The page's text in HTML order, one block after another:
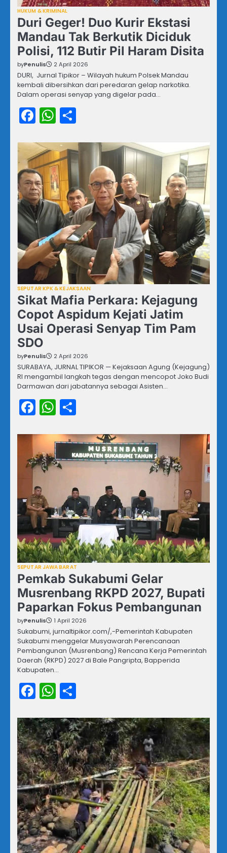
HUKUM & KRIMINAL
Duri Geger! Duo Kurir Ekstasi
Mandau Tak Berkutik Diciduk
Polisi, 112 Butir Pil Haram Disita
byPenulis 2 April 2026
DURI, Jurnal Tipikor – Wilayah hukum Polsek Mandau
kembali dibersihkan dari peredaran gelap narkotika.
Dalam operasi senyap yang digelar pada…
Facebook
WhatsApp
SEPUTAR KPK & KEJAKSAAN
Sikat Mafia Perkara: Kejagung
Copot Aspidum Kejati Jatim
Usai Operasi Senyap Tim Pam
SDO
byPenulis 2 April 2026
SURABAYA, JURNAL TIPIKOR — Kejaksaan Agung (Kejagung)
RI mengambil langkah tegas dengan mencopot Joko Budi
Darmawan dari jabatannya sebagai Asisten…
Facebook
WhatsApp
SEPUTAR JAWA BARAT
Pemkab Sukabumi Gelar
Musrenbang RKPD 2027, Bupati
Paparkan Fokus Pembangunan
byPenulis 1 April 2026
Sukabumi, jurnaltipikor.com/,-Pemerintah Kabupaten
Sukabumi menggelar Musyawarah Perencanaan
Pembangunan (Musrenbang) Rencana Kerja Pemerintah
Daerah (RKPD) 2027 di Bale Pangripta, Bapperida
Kabupaten…
Facebook
WhatsApp